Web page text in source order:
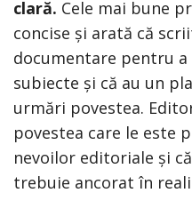
clară. Cele mai bune
concise și arată că
documentare pentru
subiecte și că au un
urmări povestea.
povestea care le este
nevoilor editoriale și
trebuie ancorat în